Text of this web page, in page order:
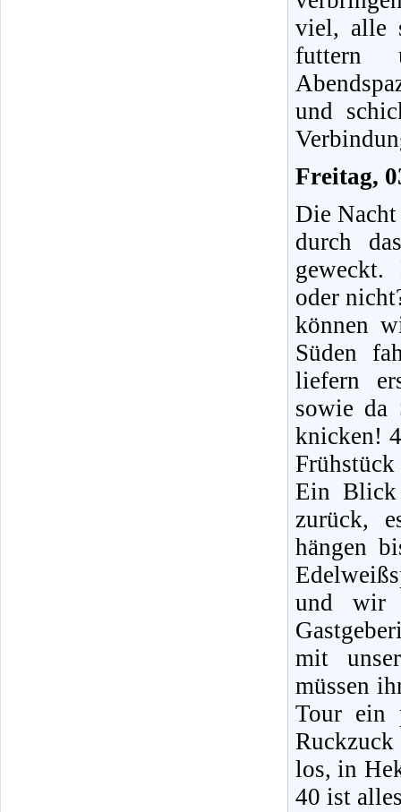
viel, alle
futtern
und
Freitag,
Die
durch
geweckt.
oder
können
Süden
liefern
sowie da
knicken!
Ein Blick
zurück,
hängen
und wir
mit
müssen
Tour ein
Ruckzuck
los, in
40 ist